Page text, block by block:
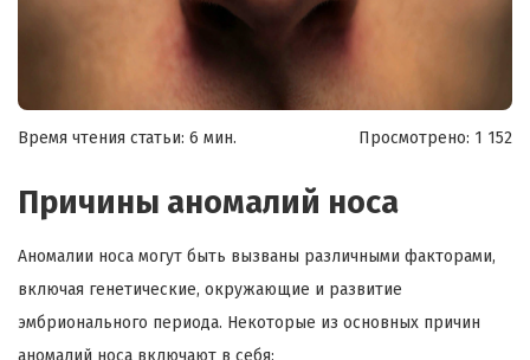
Время чтения статьи: 6 мин. Просмотрено: 1 152
Причины аномалий носа
Аномалии носа могут быть вызваны различными факторами,
включая генетические, окружающие и развитие
эмбрионального периода. Некоторые из основных причин
аномалий носа включают в себя: